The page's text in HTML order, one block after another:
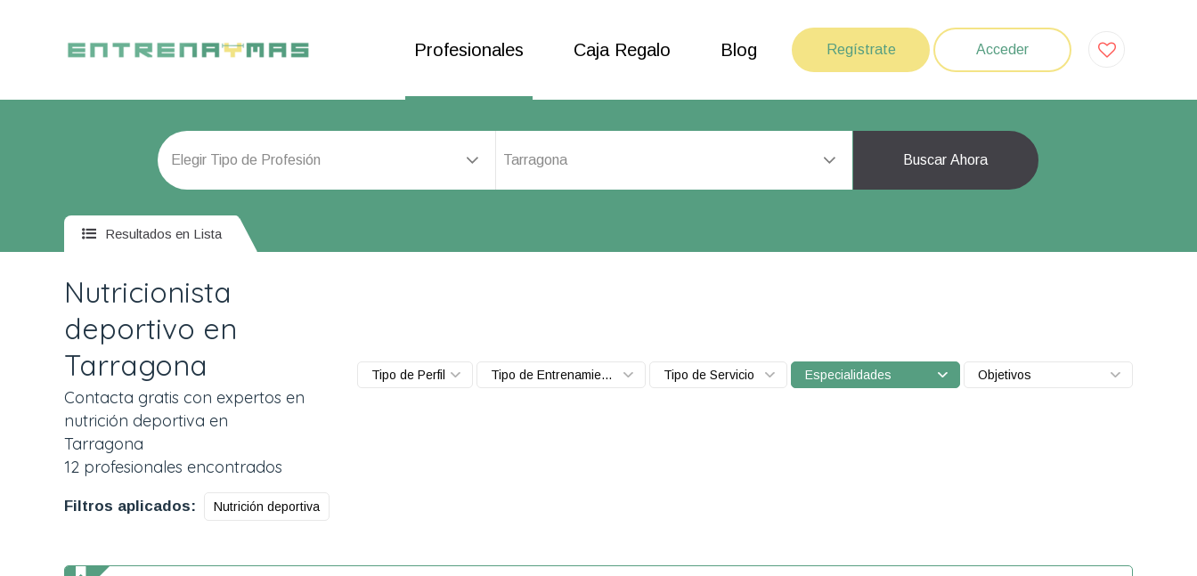
Profesionales Caja Regalo Blog Regístrate Acceder
Tarragona Buscar Ahora
Resultados en Lista
Nutricionista
deportivo en
Tarragona
Contacta gratis con expertos en
nutrición deportiva en
Tarragona
12 profesionales encontrados
Tipo de Perfil Tipo de Entrenamiento Tipo de Servicio Especialidades Objetivos
Filtros aplicados: Nutrición deportiva